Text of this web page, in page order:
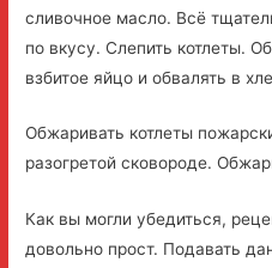
сливочное масло. Всё
по вкусу. Слепить котлеты.
взбитое яйцо и обвалять в
Обжаривать котлеты
разогретой сковороде.
Как вы могли убедиться,
довольно прост. Подавать